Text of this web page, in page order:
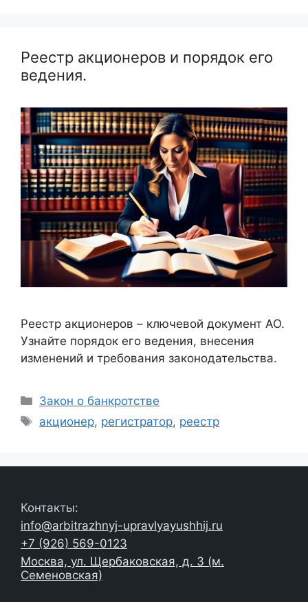
Реестр акционеров и порядок его
ведения.
Реестр акционеров – ключевой документ АО.
Узнайте порядок его ведения, внесения
изменений и требования законодательства.
Рубрики
Закон о банкротстве
Метки
акционер, регистратор, реестр
Контакты:
info@arbitrazhnyj-upravlyayushhij.ru
+7 (926) 569-0123
Москва, ул. Щербаковская, д. 3 (м.
Семеновская)